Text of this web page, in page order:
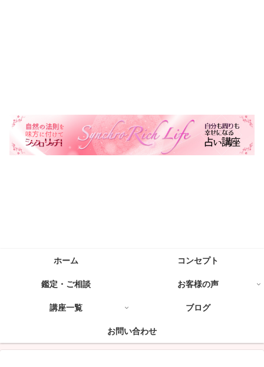
ホーム コンセプト
鑑定・ご相談 お客様の声
講座一覧 ブログ
お問い合わせ